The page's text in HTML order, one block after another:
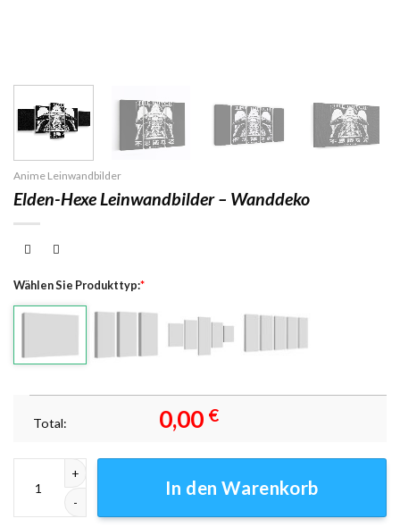
Anime Leinwandbilder
Elden-Hexe Leinwandbilder – Wanddeko
Wählen Sie Produkttyp:*
Total: 0,00 €
In den Warenkorb